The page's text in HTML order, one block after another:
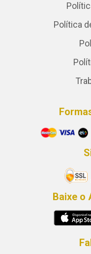
Política
Baixe o